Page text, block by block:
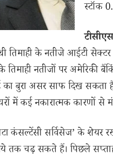
स्टॉक
तिमाही के नतीजे आईटी
तिमाही नतीजों पर
का बुरा असर साफ दिख
में कई नकारात्मक कारणों से
कंसल्टेंसी सर्विसेज’ के शेयर
चढ़ सकते हैं। पिछले सप्ताह